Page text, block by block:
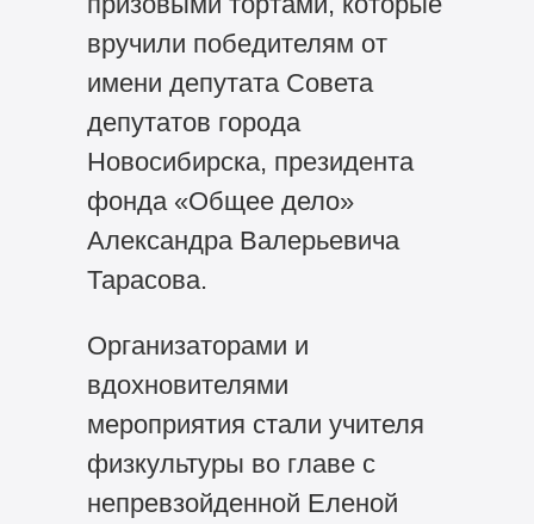
вручили победителям от
имени депутата Совета
депутатов города
Новосибирска, президента
фонда «Общее дело»
Александра Валерьевича
Тарасова.
Организаторами и
вдохновителями
мероприятия стали учителя
физкультуры во главе с
непревзойденной Еленой